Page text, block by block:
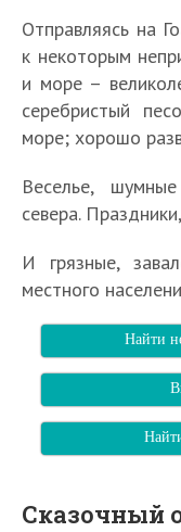
Отправляясь на
к некоторым
и море –
серебристый
море; хорошо
Веселье,
севера.
И грязные,
местного
Найти
Сказочный